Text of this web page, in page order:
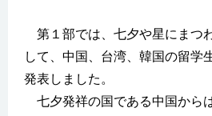
第１部では、七夕や星にまつ
して、中国、台湾、韓国の留学
発表しました。
七夕発祥の国である中国から